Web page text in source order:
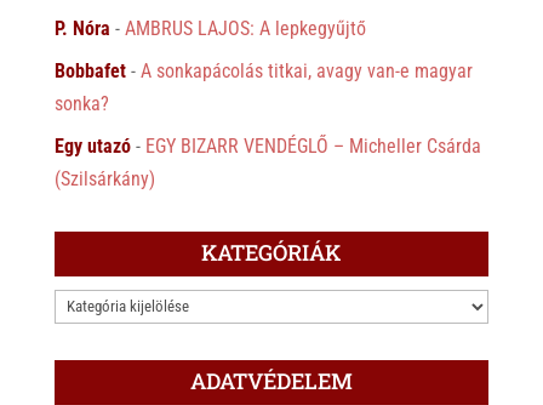
P. Nóra - AMBRUS LAJOS: A lepkegyűjtő
Bobbafet- A sonkapácolás titkai, avagy van-e magyar
sonka?
Egy utazó- EGY BIZARR VENDÉGLŐ – Micheller Csárda
(Szilsárkány)
KATEGÓRIÁK
KATEGÓRIÁK
ADATVÉDELEM